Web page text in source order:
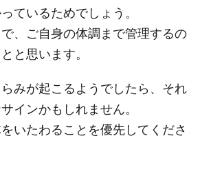
ているためでしょう。
、ご自身の体調まで管理するの
と思います。
みが起こるようでしたら、それ
インかもしれません。
いたわることを優先してくださ